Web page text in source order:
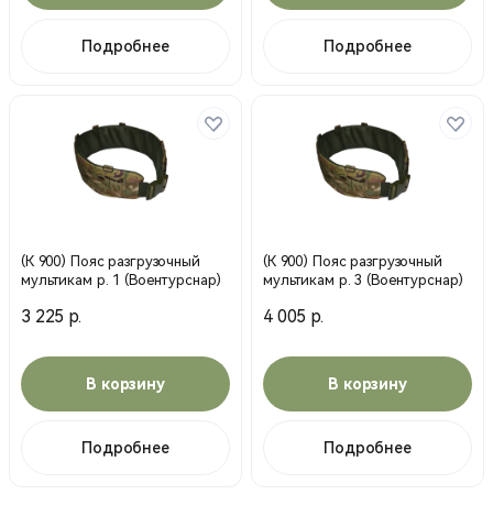
Подробнее Подробнее
(К 900) Пояс разгрузочный
мультикам р. 1 (Воентурснар)
3 225 р.
В корзину
Подробнее
(К 900) Пояс разгрузочный
мультикам р. 3 (Воентурснар)
4 005 р.
В корзину
Подробнее